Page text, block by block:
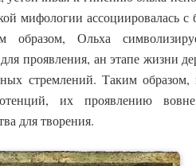
мифологии ассоциировалась с
образом, Ольха
проявления, ан этапе жизни
стремлений. Таким образом,
их проявлению
для творения.